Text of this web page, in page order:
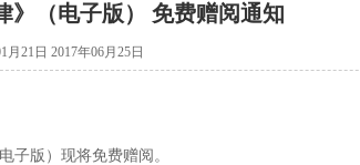
》（电子版） 免费赠阅通知
月21日 2017年06月25日
子版）现将免费赠阅。